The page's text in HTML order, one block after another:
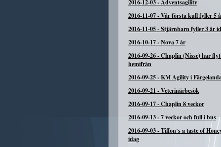
2016-12-03-Adventsagility
2016-11-07-Vår första kull fyller 5
2016-11-05-Stjärnbarn fyller 3 år
2016-10-17-Nova 7 år
2016-09-26-Chaplin (Nisse) har
hemifrån
2016-09-25-KM Agility i
2016-09-21 -Veterinärbesök
2016-09-17-Chaplin 8 veckor
2016-09-13-7 veckor och full i bus
2016-09-03-Tiffon´s a taste of
idag